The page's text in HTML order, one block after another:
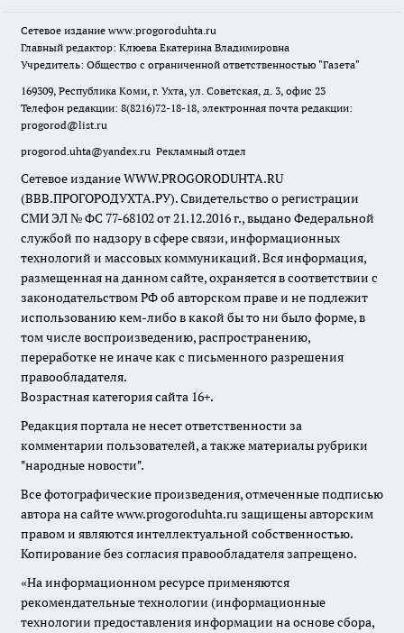
Сетевое издание www.progoroduhta.ru
Главный редактор: Клюева Екатерина Владимировна
Учредитель: Общество с ограниченной ответственностью "Газета"
169309, Республика Коми, г. Ухта, ул. Советская, д. 3, офис 23
Телефон редакции: 8(8216)72-18-18, электронная почта редакции:
progorod@list.ru
progorod.uhta@yandex.ru Рекламный отдел
Сетевое издание WWW.PROGORODUHTA.RU
(ВВВ.ПРОГОРОДУХТА.РУ). Свидетельство о регистрации
СМИ ЭЛ № ФС 77-68102 от 21.12.2016 г., выдано Федеральной
службой по надзору в сфере связи, информационных
технологий и массовых коммуникаций. Вся информация,
размещенная на данном сайте, охраняется в соответствии с
законодательством РФ об авторском праве и не подлежит
использованию кем-либо в какой бы то ни было форме, в
том числе воспроизведению, распространению,
переработке не иначе как с письменного разрешения
правообладателя.
Возрастная категория сайта 16+.
Редакция портала не несет ответственности за
комментарии пользователей, а также материалы рубрики
"народные новости".
Все фотографические произведения, отмеченные подписью
автора на сайте www.progoroduhta.ru защищены авторским
правом и являются интеллектуальной собственностью.
Копирование без согласия правообладателя запрещено.
«На информационном ресурсе применяются
рекомендательные технологии (информационные
технологии предоставления информации на основе сбора,